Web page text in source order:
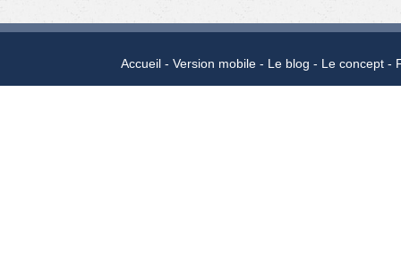
Accueil Version mobile Le blog Le concept